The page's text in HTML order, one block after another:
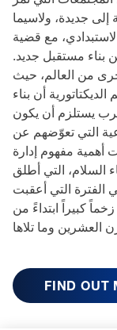
جديدة، ولاسيما
مع قضية
بناء مستقبل جديد.
من العالم، حيث
أن بناء
يستلزم أن يكون
التي تعوّضهم عن
مفهوم إدارة
السلام، التي أطلق
الفترة التي أعقبت
كبيراً ابتداءً من
FIND OUT